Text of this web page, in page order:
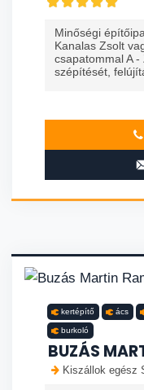
Minőségi
Kanalas Zsolt
csapatommal A
szépítését,
kertépítő ács
burkoló
BUZÁS
Kiszállok egész